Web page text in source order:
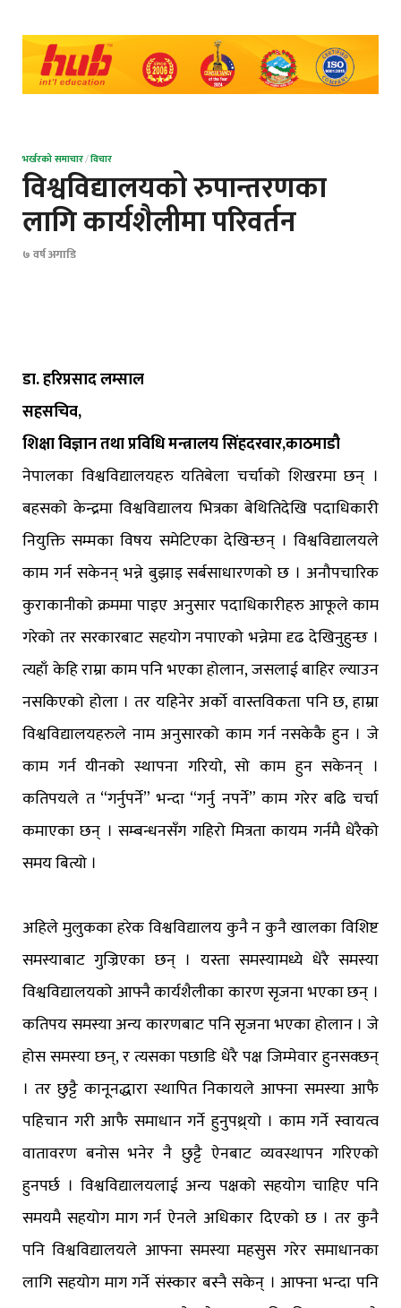
भर्खरको समाचार/विचार
विश्वविद्यालयको रुपान्तरणका
लागि कार्यशैलीमा परिवर्तन
७ वर्ष अगाडि
डा. हरिप्रसाद लम्साल
सहसचिव,
शिक्षा विज्ञान तथा प्रविधि मन्त्रालय सिंहदरवार,काठमाडौ
नेपालका विश्वविद्यालयहरु यतिबेला चर्चाको शिखरमा छन् ।
बहसको केन्द्रमा विश्वविद्यालय भित्रका बेथितिदेखि पदाधिकारी
नियुक्ति सम्मका विषय समेटिएका देखिन्छन् । विश्वविद्यालयले
काम गर्न सकेनन् भन्ने बुझाइ सर्बसाधारणको छ । अनौपचारिक
कुराकानीको क्रममा पाइए अनुसार पदाधिकारीहरु आफूले काम
गरेको तर सरकारबाट सहयोग नपाएको भन्नेमा दृढ देखिनुहुन्छ ।
त्यहाँ केहि राम्रा काम पनि भएका होलान, जसलाई बाहिर ल्याउन
नसकिएको होला । तर यहिनेर अर्को वास्तविकता पनि छ, हाम्रा
विश्वविद्यालयहरुले नाम अनुसारको काम गर्न नसकेकै हुन । जे
काम गर्न यीनको स्थापना गरियो, सो काम हुन सकेनन् ।
कतिपयले त “गर्नुपर्ने” भन्दा “गर्नु नपर्ने” काम गरेर बढि चर्चा
कमाएका छन् । सम्बन्धनसँग गहिरो मित्रता कायम गर्नमै धेरैको
समय बित्यो ।
अहिले मुलुकका हरेक विश्वविद्यालय कुनै न कुनै खालका विशिष्ट
समस्याबाट गुज्रिएका छन् । यस्ता समस्यामध्ये धेरै समस्या
विश्वविद्यालयको आफ्नै कार्यशैलीका कारण सृजना भएका छन् ।
कतिपय समस्या अन्य कारणबाट पनि सृजना भएका होलान । जे
होस समस्या छन्, र त्यसका पछाडि धेरै पक्ष जिम्मेवार हुनसक्छन्
। तर छुट्टै कानूनद्धारा स्थापित निकायले आफ्ना समस्या आफै
पहिचान गरी आफै समाधान गर्ने हुनुपथ्र्यो । काम गर्ने स्वायत्व
वातावरण बनोस भनेर नै छुट्टै ऐनबाट व्यवस्थापन गरिएको
हुनपर्छ । विश्वविद्यालयलाई अन्य पक्षको सहयोग चाहिए पनि
समयमै सहयोग माग गर्न ऐनले अधिकार दिएको छ । तर कुनै
पनि विश्वविद्यालयले आफ्ना समस्या महसुस गरेर समाधानका
लागि सहयोग माग गर्ने संस्कार बस्नै सकेन् । आफ्ना भन्दा पनि